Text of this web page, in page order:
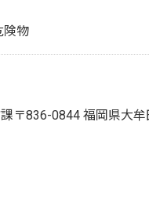
険物
〒836-0844 福岡県大